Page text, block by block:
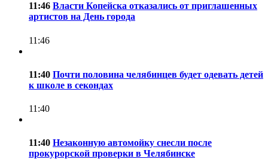
11:46 Власти Копейска отказались от приглашенных
артистов на День города
11:46
11:40 Почти половина челябинцев будет одевать детей
к школе в секондах
11:40
11:40 Незаконную автомойку снесли после
прокурорской проверки в Челябинске